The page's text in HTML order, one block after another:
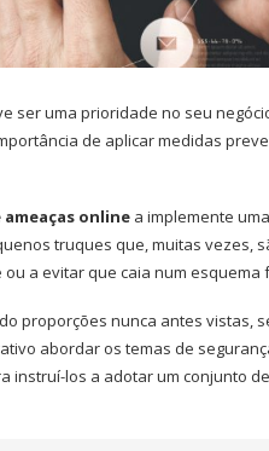
ser uma prioridade no seu
de aplicar medidas
online a implemente
truques que, muitas vezes,
a evitar que caia num esquema
proporções nunca antes vistas,
abordar os temas de
instruí-los a adotar um conjunto